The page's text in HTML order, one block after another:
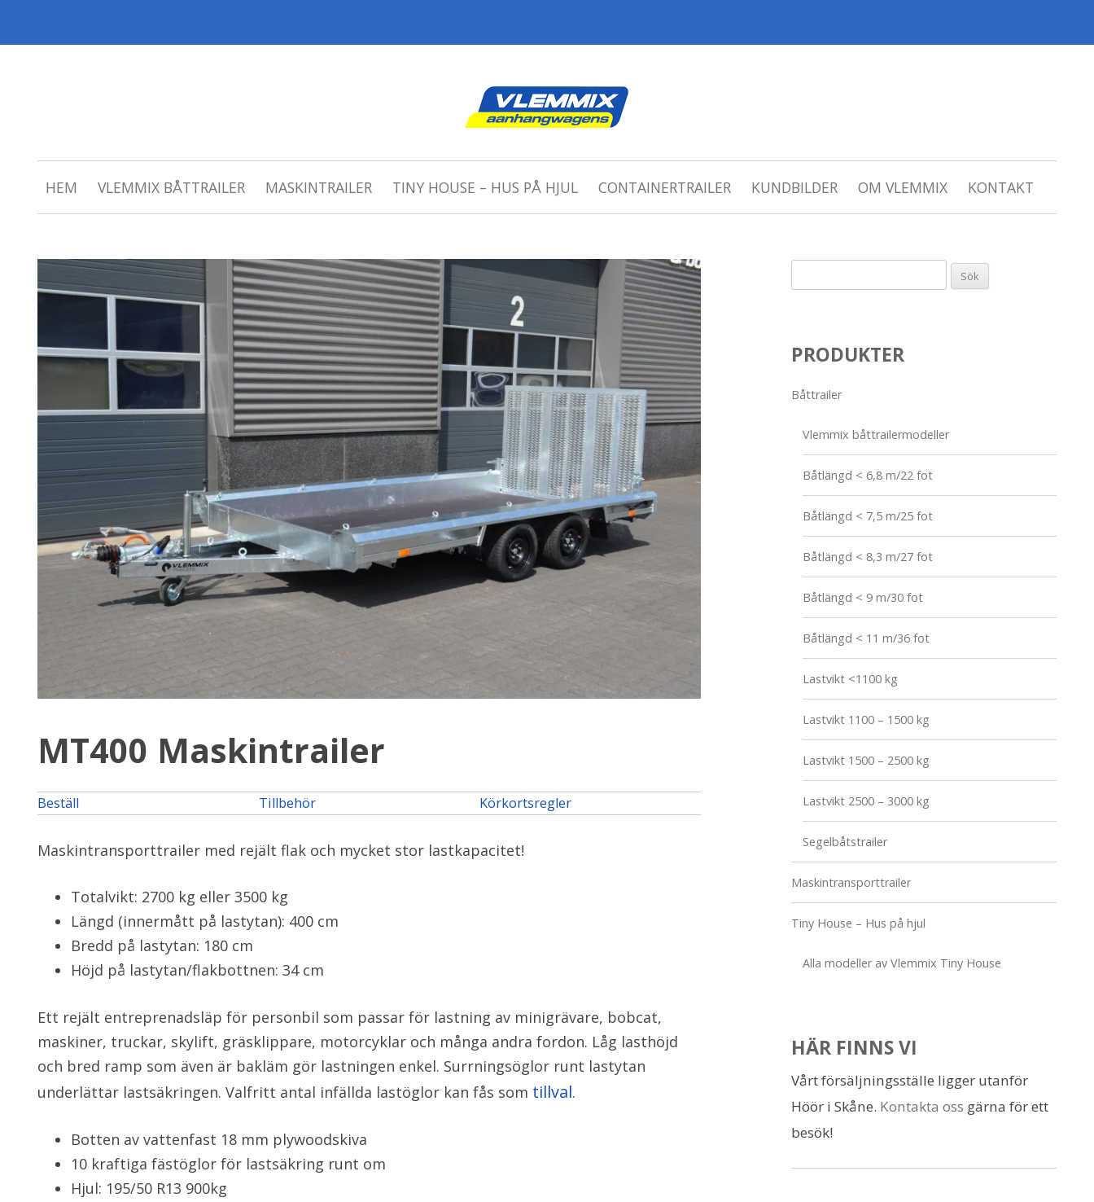
HEM VLEMMIX BÅTTRAILER MASKINTRAILER TINY HOUSE – HUS PÅ HJUL CONTAINERTRAILER KUNDBILDER OM VLEMMIX KONTAKT
MT400 Maskintrailer
Beställ Tillbehör Körkortsregler
Maskintransporttrailer med rejält flak och mycket stor lastkapacitet!
Totalvikt: 2700 kg eller 3500 kg
Längd (innermått på lastytan): 400 cm
Bredd på lastytan: 180 cm
Höjd på lastytan/flakbottnen: 34 cm
Ett rejält entreprenadsläp för personbil som passar för lastning av minigrävare, bobcat,
maskiner, truckar, skylift, gräsklippare, motorcyklar och många andra fordon. Låg lasthöjd
och bred ramp som även är bakläm gör lastningen enkel. Surrningsöglor runt lastytan
underlättar lastsäkringen. Valfritt antal infällda lastöglor kan fås som tillval.
Botten av vattenfast 18 mm plywoodskiva
10 kraftiga fästöglor för lastsäkring runt om
Hjul: 195/50 R13 900kg
efter:
PRODUKTER
Båttrailer
Vlemmix båttrailermodeller
Båtlängd < 6,8 m/22 fot
Båtlängd < 7,5 m/25 fot
Båtlängd < 8,3 m/27 fot
Båtlängd < 9 m/30 fot
Båtlängd < 11 m/36 fot
Lastvikt <1100 kg
Lastvikt 1100 – 1500 kg
Lastvikt 1500 – 2500 kg
Lastvikt 2500 – 3000 kg
Segelbåtstrailer
Maskintransporttrailer
Tiny House – Hus på hjul
Alla modeller av Vlemmix Tiny House
HÄR FINNS VI
Vårt försäljningsställe ligger utanför
Höör i Skåne. Kontakta oss gärna för ett
besök!